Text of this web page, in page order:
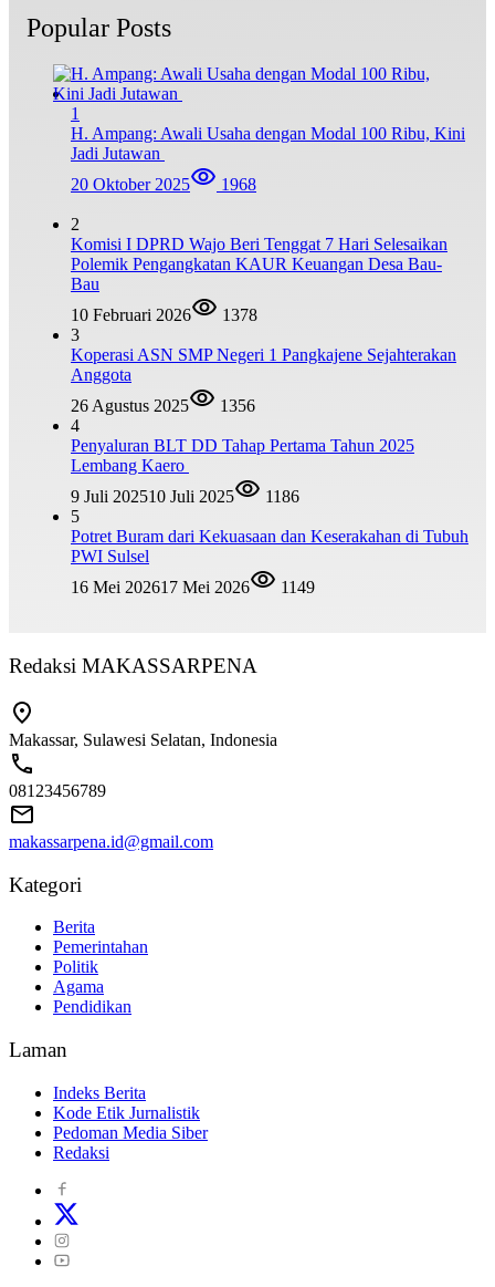
Popular Posts
1
H. Ampang: Awali Usaha dengan Modal 100 Ribu, Kini
Jadi Jutawan
20 Oktober 2025
1968
2
Komisi I DPRD Wajo Beri Tenggat 7 Hari Selesaikan
Polemik Pengangkatan KAUR Keuangan Desa Bau-
Bau
10 Februari 2026
1378
3
Koperasi ASN SMP Negeri 1 Pangkajene Sejahterakan
Anggota
26 Agustus 2025
1356
4
Penyaluran BLT DD Tahap Pertama Tahun 2025
Lembang Kaero
9 Juli 202510 Juli 2025
1186
5
Potret Buram dari Kekuasaan dan Keserakahan di Tubuh
PWI Sulsel
16 Mei 202617 Mei 2026 1149
Redaksi MAKASSARPENA
Makassar, Sulawesi Selatan, Indonesia
08123456789
makassarpena.id@gmail.com
Kategori
Berita
Pemerintahan
Politik
Agama
Pendidikan
Laman
Indeks Berita
Kode Etik Jurnalistik
Pedoman Media Siber
Redaksi